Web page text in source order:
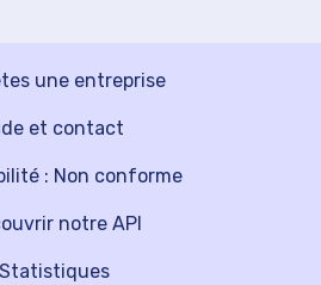
une entreprise
notre API
et contact
Statistiques
: Non conforme